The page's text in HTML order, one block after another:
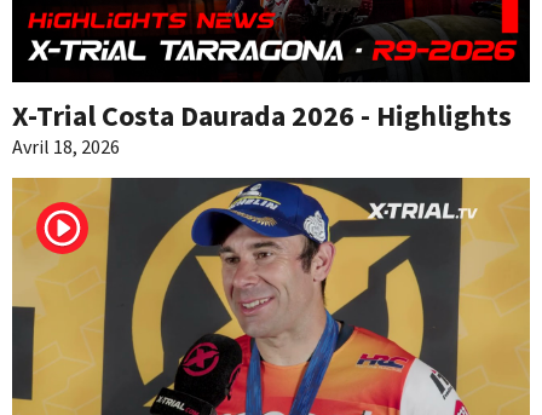
X-Trial Costa Daurada 2026 - Highlights
Avril 18, 2026